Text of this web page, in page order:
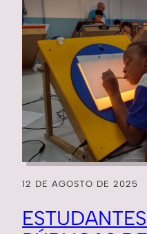
12 DE AGOSTO DE 2025